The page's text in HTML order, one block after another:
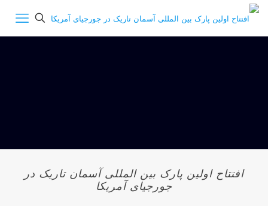
افتتاح اولین پارک بین المللی آسمان تاریک در
جورجیای آمریکا